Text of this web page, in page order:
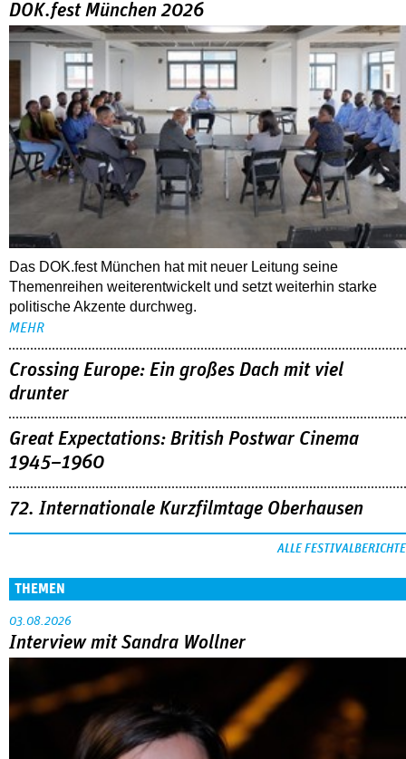
DOK.fest München 2026
Das DOK.fest München hat mit neuer Leitung seine
Themenreihen weiterentwickelt und setzt weiterhin starke
politische Akzente durchweg.
MEHR
Crossing Europe: Ein großes Dach mit viel
drunter
Great Expectations: British Postwar Cinema
1945–1960
72. Internationale Kurzfilmtage Oberhausen
ALLE FESTIVALBERICHTE
THEMEN
03.08.2026
Interview mit Sandra Wollner